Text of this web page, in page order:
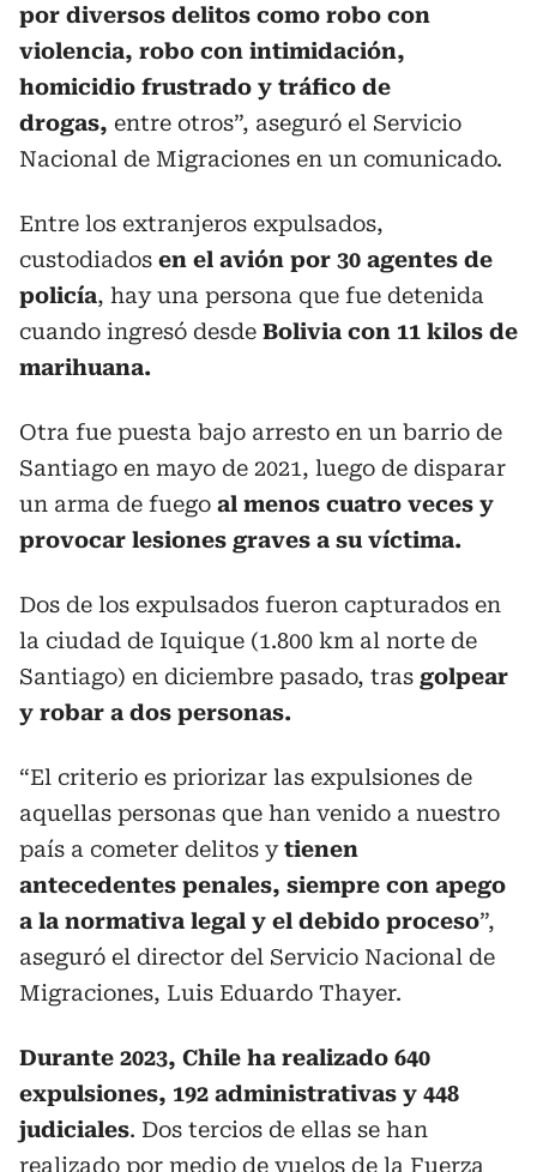
por diversos delitos como robo con
violencia, robo con intimidación,
homicidio frustrado y tráfico de
drogas, entre otros”, aseguró el Servicio
Nacional de Migraciones en un comunicado.
Entre los extranjeros expulsados,
custodiados en el avión por 30 agentes de
policía, hay una persona que fue detenida
cuando ingresó desde Bolivia con 11 kilos de
marihuana.
Otra fue puesta bajo arresto en un barrio de
Santiago en mayo de 2021, luego de disparar
un arma de fuego al menos cuatro veces y
provocar lesiones graves a su víctima.
Dos de los expulsados fueron capturados en
la ciudad de Iquique (1.800 km al norte de
Santiago) en diciembre pasado, tras golpear
y robar a dos personas.
“El criterio es priorizar las expulsiones de
aquellas personas que han venido a nuestro
país a cometer delitos ytienen
antecedentes penales, siempre con apego
a la normativa legal y el debido proceso”,
aseguró el director del Servicio Nacional de
Migraciones, Luis Eduardo Thayer.
Durante 2023, Chile ha realizado 640
expulsiones, 192 administrativas y 448
judiciales. Dos tercios de ellas se han
realizado por medio de vuelos de la Fuerza